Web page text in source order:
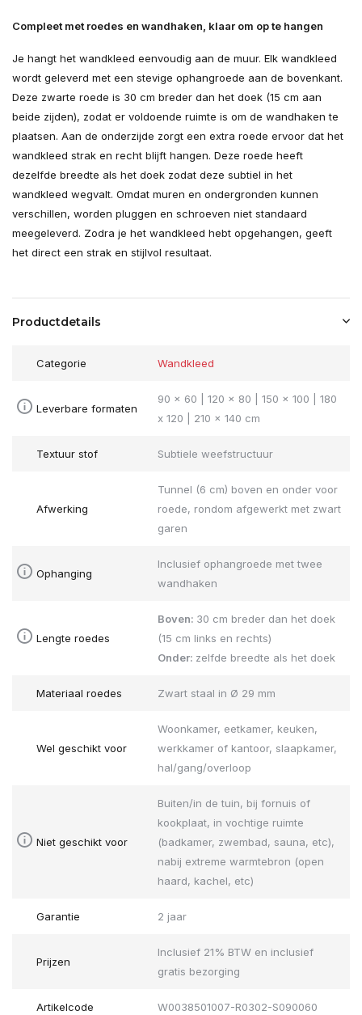
Compleet met roedes en wandhaken, klaar om op te hangen
Je hangt het wandkleed eenvoudig aan de muur. Elk wandkleed
wordt geleverd met een stevige ophangroede aan de bovenkant.
Deze zwarte roede is 30 cm breder dan het doek (15 cm aan
beide zijden), zodat er voldoende ruimte is om de wandhaken te
plaatsen. Aan de onderzijde zorgt een extra roede ervoor dat het
wandkleed strak en recht blijft hangen. Deze roede heeft
dezelfde breedte als het doek zodat deze subtiel in het
wandkleed wegvalt. Omdat muren en ondergronden kunnen
verschillen, worden pluggen en schroeven niet standaard
meegeleverd. Zodra je het wandkleed hebt opgehangen, geeft
het direct een strak en stijlvol resultaat.
Productdetails
Categorie Wandkleed
Leverbare formaten
90 x 60 | 120 x 80 | 150 x 100 | 180
x 120 | 210 x 140 cm
Textuur stof Subtiele weefstructuur
Afwerking
Tunnel (6 cm) boven en onder voor
roede, rondom afgewerkt met zwart
garen
Ophanging
Inclusief ophangroede met twee
wandhaken
Lengte roedes
Boven: 30 cm breder dan het doek
(15 cm links en rechts)
Onder: zelfde breedte als het doek
Materiaal roedes Zwart staal in Ø 29 mm
Wel geschikt voor
Woonkamer, eetkamer, keuken,
werkkamer of kantoor, slaapkamer,
hal/gang/overloop
Niet geschikt voor
Buiten/in de tuin, bij fornuis of
kookplaat, in vochtige ruimte
(badkamer, zwembad, sauna, etc),
nabij extreme warmtebron (open
haard, kachel, etc)
Garantie 2 jaar
Prijzen
Inclusief 21% BTW en inclusief
gratis bezorging
Artikelcode W0038501007-R0302-S090060